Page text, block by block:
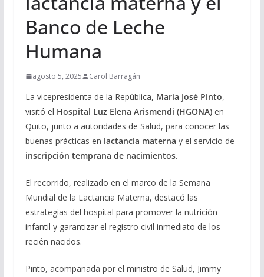
Banco de Leche
Humana
agosto 5, 2025 Carol Barragán
La vicepresidenta de la República, María José Pinto,
visitó el Hospital Luz Elena Arismendi (HGONA)en
Quito, junto a autoridades de Salud, para conocer las
buenas prácticas en lactancia materna y el servicio de
inscripción temprana de nacimientos.
El recorrido, realizado en el marco de la Semana
Mundial de la Lactancia Materna, destacó las
estrategias del hospital para promover la nutrición
infantil y garantizar el registro civil inmediato de los
recién nacidos.
Pinto, acompañada por el ministro de Salud, Jimmy